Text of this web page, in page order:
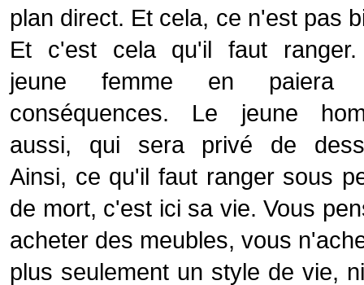
plan direct. Et cela, ce n'est pas
Et c'est cela qu'il faut
jeune femme en paiera
conséquences. Le jeune
aussi, qui sera privé de
Ainsi, ce qu'il faut ranger sous
de mort, c'est ici sa vie. Vous
acheter des meubles, vous
plus seulement un style de vie,